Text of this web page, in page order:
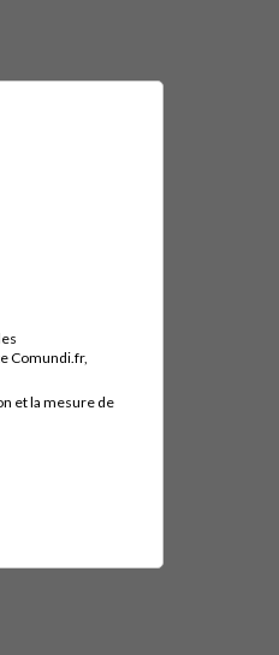
Comundi.fr,
et la mesure de